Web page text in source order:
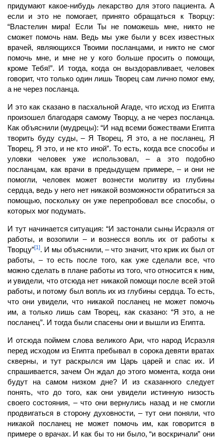
придумают какое-нибудь лекарство для этого пациента. А
если и это не помогает, принято обращаться к Творцу:
“Властелин мира! Если Ты не поможешь мне, никто не
сможет помочь нам. Ведь мы уже были у всех известных
врачей, являющихся Твоими посланцами, и никто не смог
помочь мне, и мне не у кого больше просить о помощи,
кроме Тебя!”. И тогда, когда он выздоравливает, человек
говорит, что только один лишь Творецсам лично помог ему,
а не через посланца.
И это как сказано в пасхальной Агаде, что исход из Египта
произошел благодаря самому Творцу, а не через посланца.
Как объяснили (мудрецы): “И над всеми божествами Египта
творить буду суды, – Я Творец, Я это, а не посланец, Я
Творец, Я это, и не кто иной”. То есть, когда все способы и
уловки человек уже использовал, – а это подобно
посланцам, как врачи в предыдущем примере, – и они не
помогли, человек может вознести молитву из глубины
сердца, ведь у него нет никакой возможности обратиться за
помощью, поскольку он уже перепробовал все способы, о
которых мог подумать.
И тут начинается ситуация: “И застонали сыны Исраэля от
работы, и возопили – и вознесся вопль их от работы к
Творцу”[1]. И мы объяснили, – что значит, что крик их был от
работы, – то есть после того, как уже сделали все, что
можно сделать в плане работы из того, что относится к ним,
и увидели, что отсюда нет никакой помощи после всей этой
работы, и потому был вопль их из глубины сердца. То есть,
что они увидели, что никакой посланец не может помочь
им, а только лишь сам Творец, как сказано: “Я это, а не
посланец”. И тогда были спасены они и вышли из Египта.
И отсюда поймем слова великого Ари, что народ Исраэля
перед исходом из Египта пребывал в сорока девяти вратах
скверны, и тут раскрылся им Царь царей и спас их. И
спраши­вается, зачем Он ждал до этого момента, когда они
будут на самом низком дне? И из сказанного следует
понять, что до того, как они увидели истинную низость
своего состояния, – что они вернулись назад и не смогли
продвигаться в сторону духовности, – тут они поняли, что
никакой посланец не может помочь им, как говорится в
примере о врачах. И как бы то ни было, “и воскричали” они